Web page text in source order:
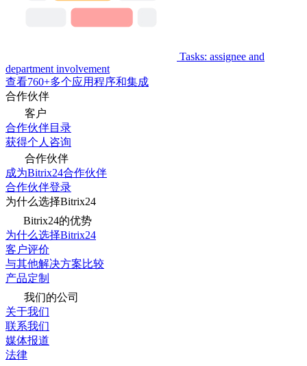
Tasks: assignee and
department involvement
查看760+多个应用程序和集成
合作伙伴
客户
合作伙伴目录
获得个人咨询
合作伙伴
成为Bitrix24合作伙伴
合作伙伴登录
为什么选择Bitrix24
Bitrix24的优势
为什么选择Bitrix24
客户评价
与其他解决方案比较
产品定制
我们的公司
关于我们
联系我们
媒体报道
法律